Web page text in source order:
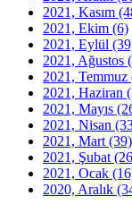
2021, Kasım
2021, Ekim (6)
2021, Eylül
2021, Ağustos
2021, Temmuz
2021, Haziran
2021, Mayıs
2021, Nisan
2021, Mart (39)
2021, Şubat
2021, Ocak
2020, Aralık